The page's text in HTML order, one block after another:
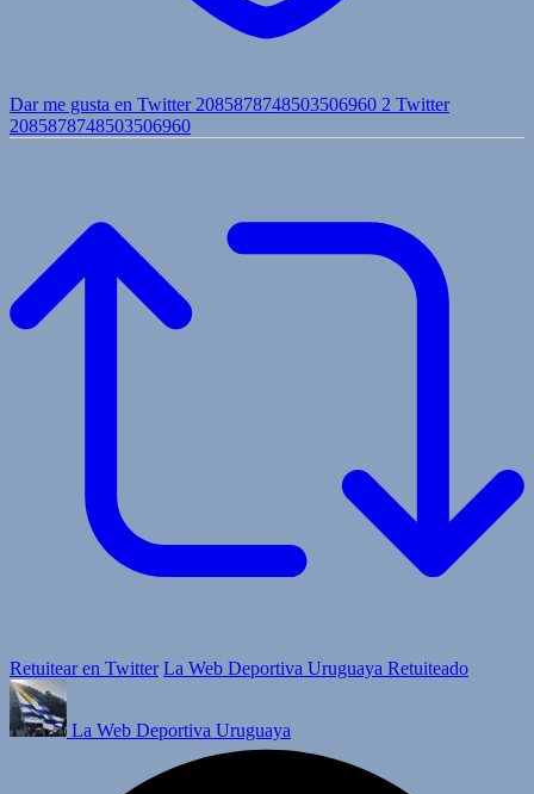
Dar me gusta en Twitter 2085878748503506960 2 Twitter
2085878748503506960
Retuitear en Twitter La Web Deportiva Uruguaya Retuiteado
La Web Deportiva Uruguaya